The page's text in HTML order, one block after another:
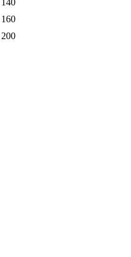
160
200